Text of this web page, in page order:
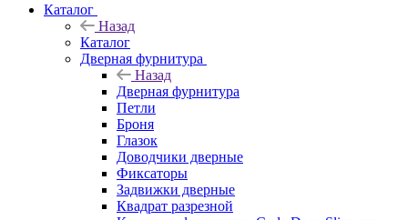
Каталог
Назад
Каталог
Дверная фурнитура
Назад
Дверная фурнитура
Петли
Броня
Глазок
Доводчики дверные
Фиксаторы
Задвижки дверные
Квадрат разрезной